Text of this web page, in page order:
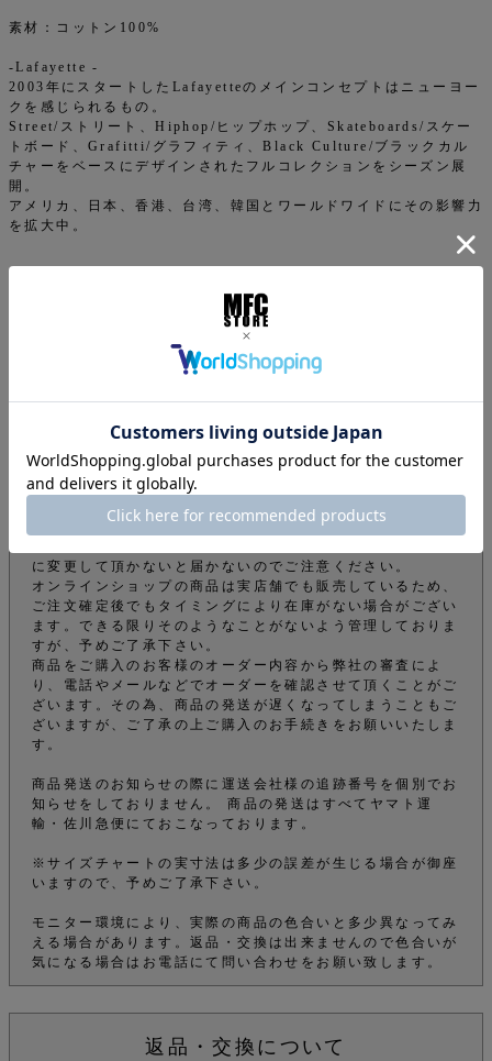
素材：コットン100%
-Lafayette -
2003年にスタートしたLafayetteのメインコンセプトはニューヨー
クを感じられるもの。
Street/ストリート、Hiphop/ヒップホップ、Skateboards/スケー
トボード、Grafitti/グラフィティ、Black Culture/ブラックカル
チャーをベースにデザインされたフルコレクションをシーズン展
開。
アメリカ、日本、香港、台湾、韓国とワールドワイドにその影響力
を拡大中。
ご注文について
下記注意事項をお読みになってから商品のご購入手続きをお
願い致します。
info@mfc-store.com から確認メールが届きます。 迷惑
に変更して頂かないと届かないのでご注意ください。
オンラインショップの商品は実店舗でも販売しているため、
ご注文確定後でもタイミングにより在庫がない場合がござい
ます。できる限りそのようなことがないよう管理しておりま
すが、予めご了承下さい。
商品をご購入のお客様のオーダー内容から弊社の審査によ
り、電話やメールなどでオーダーを確認させて頂くことがご
ざいます。その為、商品の発送が遅くなってしまうこともご
ざいますが、ご了承の上ご購入のお手続きをお願いいたしま
す。
商品発送のお知らせの際に運送会社様の追跡番号を個別でお
知らせをしておりません。 商品の発送はすべてヤマト運
輸・佐川急便にておこなっております。
※サイズチャートの実寸法は多少の誤差が生じる場合が御座
いますので、予めご了承下さい。
モニター環境により、実際の商品の色合いと多少異なってみ
える場合があります。返品・交換は出来ませんので色合いが
気になる場合はお電話にて問い合わせをお願い致します。
返品・交換について